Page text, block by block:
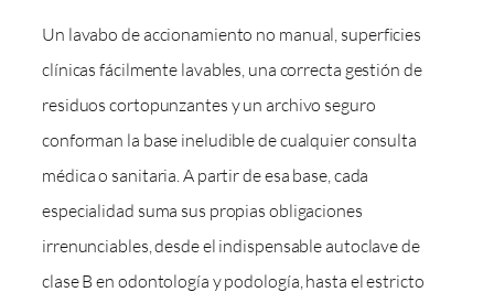
Un lavabo de accionamiento no manual, superficies
clínicas fácilmente lavables, una correcta gestión de
residuos cortopunzantes y un archivo seguro
conforman la base ineludible de cualquier consulta
médica o sanitaria. A partir de esa base, cada
especialidad suma sus propias obligaciones
irrenunciables, desde el indispensable autoclave de
clase B en odontología y podología, hasta el estricto